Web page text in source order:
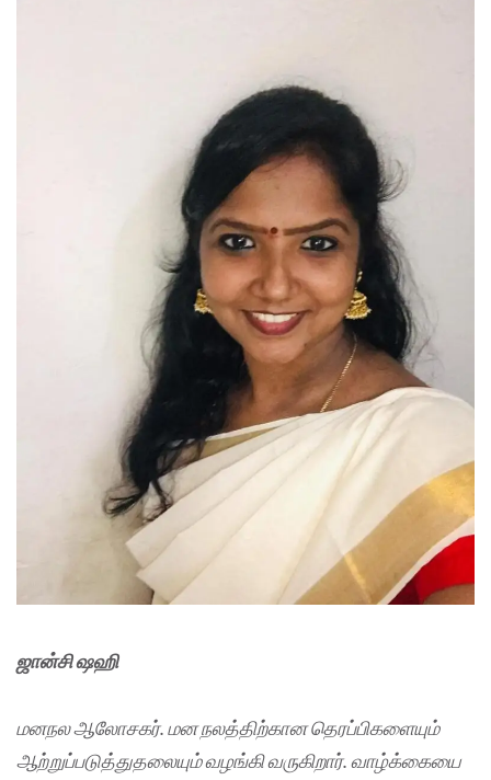
ஜான்சி ஷஹி
மனநல ஆலோசகர். மன நலத்திற்கான தெரப்பிகளையும்
ஆற்றுப்படுத்துதலையும் வழங்கி வருகிறார். வாழ்க்கையை